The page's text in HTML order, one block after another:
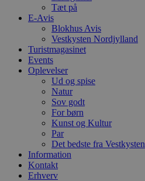
Tæt på
E-Avis
Blokhus Avis
Vestkysten Nordjylland
Turistmagasinet
Events
Oplevelser
Ud og spise
Natur
Sov godt
For børn
Kunst og Kultur
Par
Det bedste fra Vestkysten
Information
Kontakt
Erhverv